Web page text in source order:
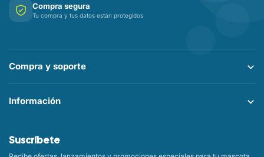
Compra segura
Tu compra y tus datos están protegidos
Compra y soporte
Información
Suscríbete